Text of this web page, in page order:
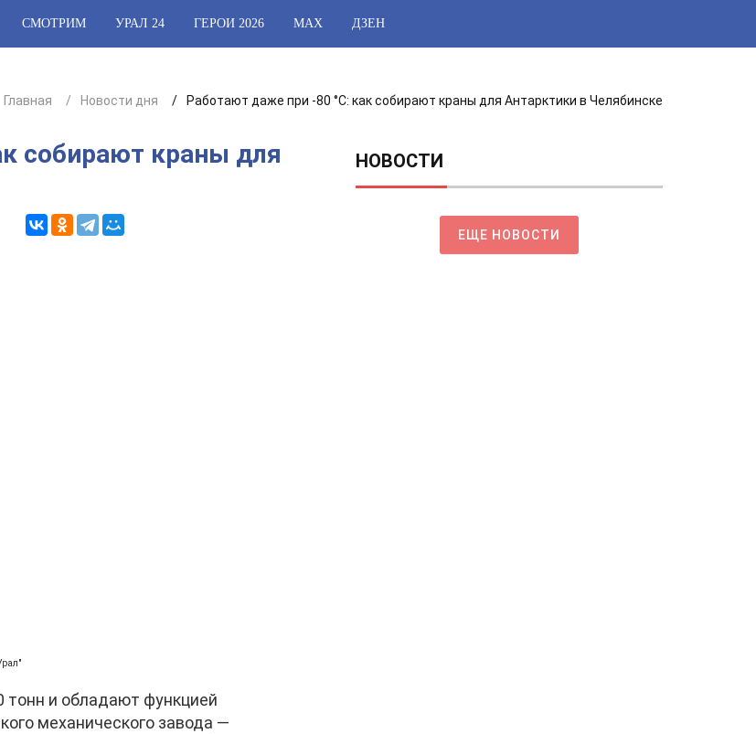
СМОТРИМ УРАЛ 24 ГЕРОИ 2026 МАХ ДЗЕН
Главная Новости дня Работают даже при -80 °С: как собирают краны для Антарктики в Челябинске
собирают краны для
тонн и обладают функцией
механического завода —
НОВОСТИ
ЕЩЕ НОВОСТИ